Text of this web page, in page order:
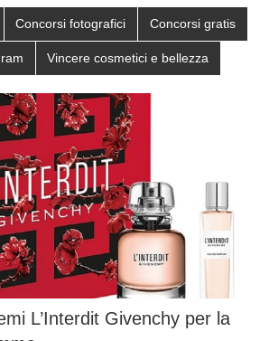
Concorsi fotografici Concorsi gratis
Vincere cosmetici e bellezza
L’Interdit Givenchy per la